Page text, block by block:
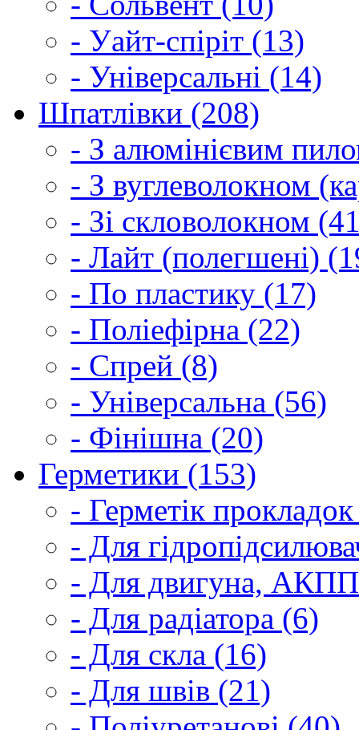
- Уайт-спіріт (13)
- Універсальні (14)
Шпатлівки (208)
- З алюмінієвим
- З вуглеволокном
- Зі скловолокном
- Лайт (полегшені)
- По пластику (17)
- Поліефірна (22)
- Спрей (8)
- Універсальна (56)
- Фінішна (20)
Герметики (153)
- Герметік
- Для
- Для двигуна,
- Для радіатора (6)
- Для скла (16)
- Для швів (21)